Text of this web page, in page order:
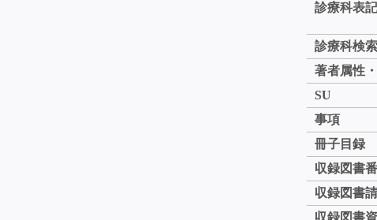
診療科表
診療科検索
著者属性
SU
事項
冊子目録
収録図書
収録図書
収録図書